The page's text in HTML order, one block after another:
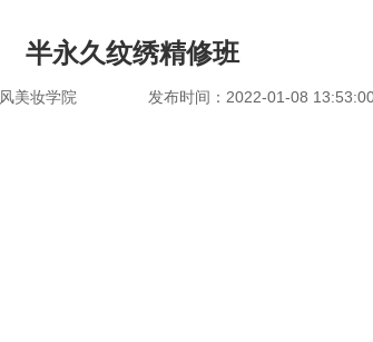
半永久纹绣精修班
美妆学院 发布时间：2022-01-08